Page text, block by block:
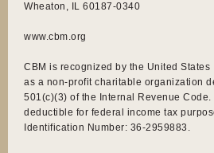
Wheaton, IL 60187-0340
www.cbm.org
CBM is recognized by the United
as a non-profit charitable organization
501(c)(3) of the Internal Revenue
deductible for federal income tax
Identification Number: 36-2959883.